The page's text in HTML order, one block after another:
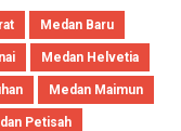
Medan Baru
Medan Helvetia
Medan Maimun
Petisah